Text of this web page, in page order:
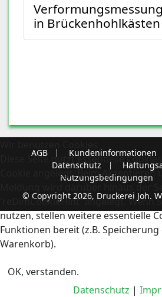
in Brückenhohlkästen
AGB Kundeninformationen
Datenschutz
Nutzungsbedingungen
© Copyright 2026, Druckerei Joh.
Diese Seite nutzt essentielle
Cookie angelegt. Beim Akzeptieren
Meldung wird darüber hinaus der
'reDimCookieHint' angelegt. Wenn
nutzen, stellen weitere essentielle
Funktionen bereit (z.B.
Warenkorb).
OK, verstanden.
Datenschutz |